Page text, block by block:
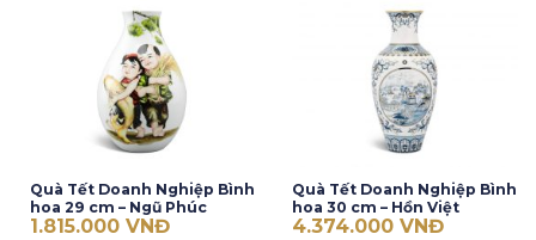
Quà Tết Doanh Nghiệp Bình
hoa 29 cm – Ngũ Phúc
1.815.000 VNĐ
Quà Tết Doanh Nghiệp Bình
hoa 30 cm – Hồn Việt
4.374.000 VNĐ